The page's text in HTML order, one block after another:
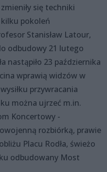
się techniki
pokoleń
Stanisław Latour,
odbudowy 21 lutego
nastąpiło 23 października
wprawią widzów w
przywracania
można ujrzeć m.in.
Koncertowy -
rozbiórką, prawie
Placu Rodła, świeżo
odbudowany Most